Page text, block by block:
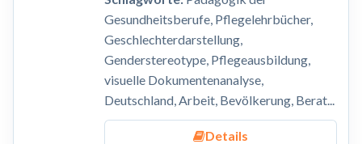
Gesundheitsberufe, Pflegelehrbücher,
Geschlechterdarstellung,
Genderstereotype, Pflegeausbildung,
visuelle Dokumentenanalyse,
Deutschland, Arbeit, Bevölkerung, Berat...
Details